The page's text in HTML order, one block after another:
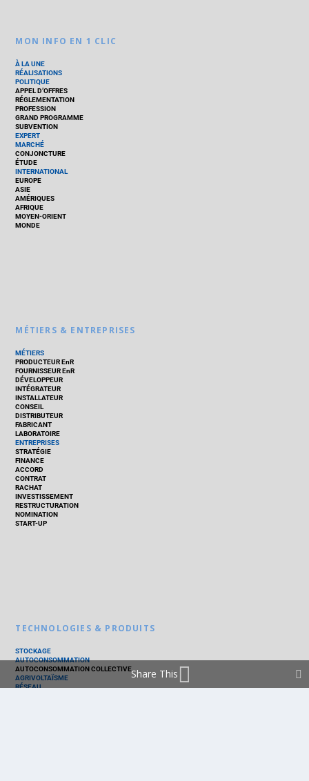
MON INFO EN 1 CLIC
À LA UNE
RÉALISATIONS
POLITIQUE
APPEL D’OFFRES
RÉGLEMENTATION
PROFESSION
GRAND PROGRAMME
SUBVENTION
EXPERT
MARCHÉ
CONJONCTURE
ÉTUDE
INTERNATIONAL
EUROPE
ASIE
AMÉRIQUES
AFRIQUE
MOYEN-ORIENT
MONDE
MÉTIERS & ENTREPRISES
MÉTIERS
PRODUCTEUR EnR
FOURNISSEUR EnR
DÉVELOPPEUR
INTÉGRATEUR
INSTALLATEUR
CONSEIL
DISTRIBUTEUR
FABRICANT
LABORATOIRE
ENTREPRISES
STRATÉGIE
FINANCE
ACCORD
CONTRAT
RACHAT
INVESTISSEMENT
RESTRUCTURATION
NOMINATION
START-UP
TECHNOLOGIES & PRODUITS
STOCKAGE
AUTOCONSOMMATION
AUTOCONSOMMATION COLLECTIVE
AGRIVOLTAÏSME
RÉSEAU
Share This